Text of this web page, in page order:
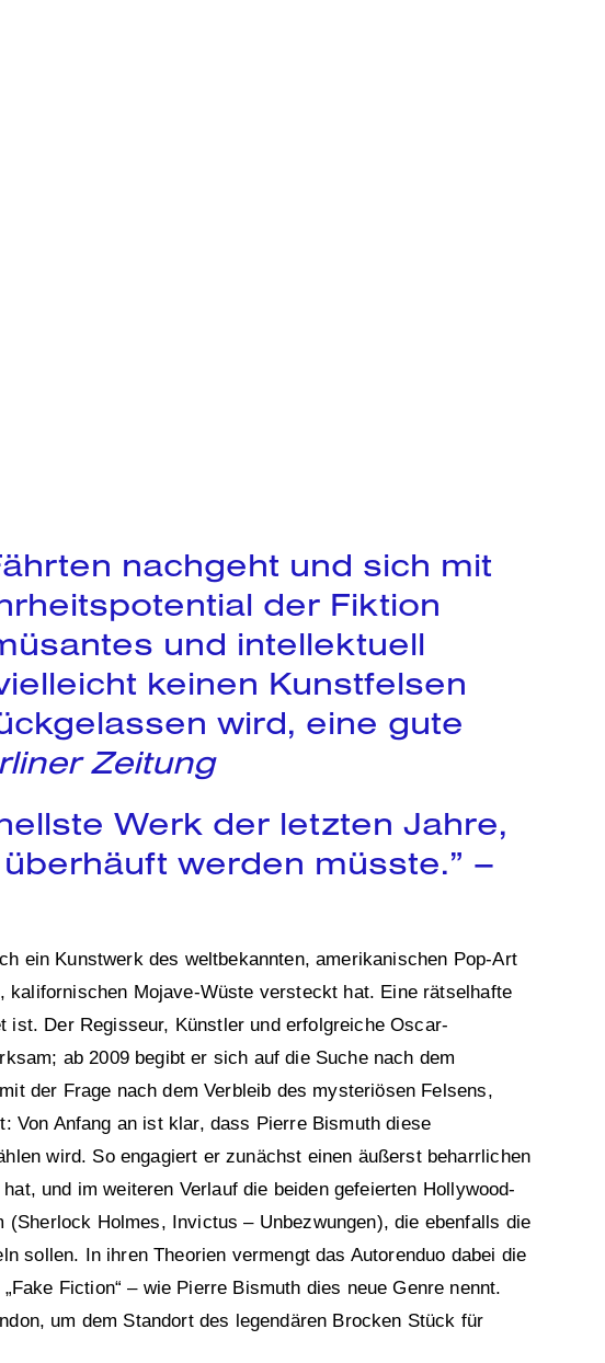
nachgeht und sich mit
der Fiktion
und intellektuell
keinen Kunstfelsen
wird, eine gute
Zeitung
Werk der letzten Jahre,
werden müsste.” –
ein Kunstwerk des weltbekannten, amerikanischen Pop-Art
Mojave-Wüste versteckt hat. Eine rätselhafte
Der Regisseur, Künstler und erfolgreiche Oscar-
ab 2009 begibt er sich auf die Suche nach dem
der Frage nach dem Verbleib des mysteriösen Felsens,
Von Anfang an ist klar, dass Pierre Bismuth diese
wird. So engagiert er zunächst einen äußerst beharrlichen
und im weiteren Verlauf die beiden gefeierten Hollywood-
Holmes, Invictus – Unbezwungen), die ebenfalls die
sollen. In ihren Theorien vermengt das Autorenduo dabei die
Fiction“ – wie Pierre Bismuth dies neue Genre nennt.
um dem Standort des legendären Brocken Stück für